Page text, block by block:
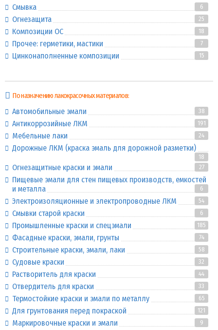
Смывка 6
Огнезащита 25
Композиции ОС 18
Прочее: герметики, мастики 7
Цинконаполненные композиции 15
По назначению лакокрасочных материалов:
Автомобильные эмали 38
Антикоррозийные ЛКМ 191
Мебельные лаки 24
Дорожные ЛКМ (краска эмаль для дорожной разметки)
18
Огнезащитные краски и эмали 27
Пищевые эмали для стен пищевых производств, емкостей
и металла
6
Электроизоляционные и электропроводные ЛКМ 54
Смывки старой краски 6
Промышленные краски и спецэмали 185
Фасадные краски, эмали, грунты 74
Строительные краски, эмали, лаки 58
Судовые краски 32
Растворитель для краски 44
Отвердитель для краски 33
Термостойкие краски и эмали по металлу 65
Для грунтования перед покраской 121
Маркировочные краски и эмали 9